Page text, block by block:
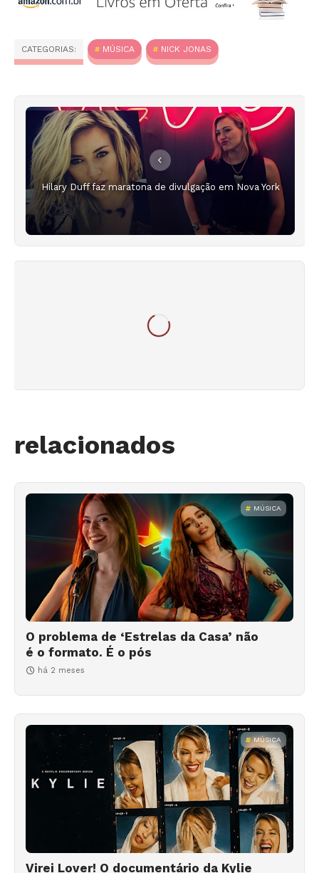
CATEGORIAS: MÚSICA NICK JONAS
Hilary Duff faz maratona de divulgação em Nova York
relacionados
MÚSICA
O problema de ‘Estrelas da Casa’ não
é o formato. É o pós
há 2 meses
MÚSICA
Virei Lover! O documentário da Kylie